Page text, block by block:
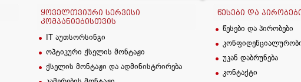
ᲧᲝᲕᲔᲚᲗᲕᲘᲣᲠᲘ ᲡᲔᲠᲕᲘᲡᲘ
ᲙᲝᲛᲞᲐᲜᲘᲔᲑᲘᲡᲗᲕᲘᲡ
IT აუთსორსინგი
ოპტიკური ქსელის მონტაჟი
ქსელის მონტაჟი და ადმინისტრირება
ᲬᲔᲡᲔᲑᲘ ᲓᲐ
წესები და პირობები
უკან დაბრუნება
კონტაქტი